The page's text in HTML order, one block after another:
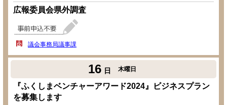
広報委員会県外調査
議会事務局議事課
16 日 木曜日
『ふくしまベンチャーアワード2024』ビジネスプラン
を募集します